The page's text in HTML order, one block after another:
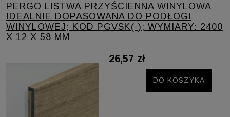
PERGO LISTWA PRZYŚCIENNA WINYLOWA
IDEALNIE DOPASOWANA DO PODŁOGI
WINYLOWEJ; KOD PGVSK(-); WYMIARY: 2400
X 12 X 58 MM
26,57 zł
DO KOSZYKA